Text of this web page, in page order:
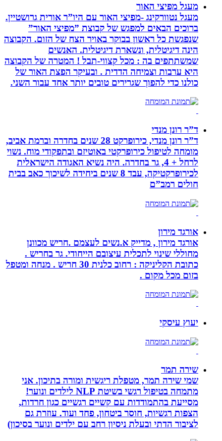
מעגל מפיצי האור
מעגל נטוורקינג -מפיצי האור עם היו”ר אורית גרושטיין.
ברוכים הבאים למפגש של קבוצת ”מפיצי האור”
שנפגשת כל ראשון בבוקר באויר הצח של הזום. הקבוצה
הינה דיגיטלית, ונשארת דיגיטלית. האנשים
שמשתתפים בה : מכל קצווי-תבל ! המטרה של הקבוצה
היא ערבות וצמיחה הדדית . ובעיקר הפצת האור של
כולנו כדי להפוך שגרירים טובים יותר אחד עבור השני.
ד”ר רונן מנדי
ד”ר רונן מנדי, כירופרקט 28 שנים בחדרה וברמת אביב,
מומחה לטיפול כירופרקטי באוטיזם ובתפקודי מוח. נשוי
לרחל + 4, גר בחדרה. היה נשיא האגודה הישראלית
לכירופרקטיקה, עבד 8 שנים ביחידה לשיכוך כאב בבית
חולים רמב”ם
אורגד מירון
אורגד מירון , מדייק א.נשים לעצמם .חריש מכוונן
מחוללי שינוי לתכלית עיצובם הייחודי. גר בחריש .
כתובת הקליניקה : רחוב כלנית 30 חריש . מנחה ומטפל
בזום מכל מקום .
יעוץ עיסקי
שירה תמר
שמי שירה תמר, מטפלת ריגשית ומורה בתיכון. אני
מתמחה בטיפול רגשי בשיטת NLP לילדים ונוער!
מסייעת בהתמודדות עם קשיים רגשיים כגון חרדות,
הצפות רגשיות, חוסר ביטחון, פחד ועוד. עוזרת גם
לציבור הדתי ובעלת ניסיון רחב עם ילדים ונוער בסיכון)